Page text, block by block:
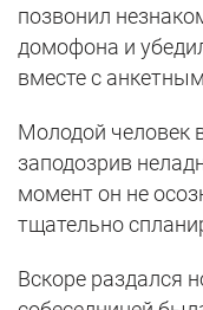
позвонил
домофона и
вместе с
Молодой человек
заподозрив
момент он не
тщательно
Вскоре раздался